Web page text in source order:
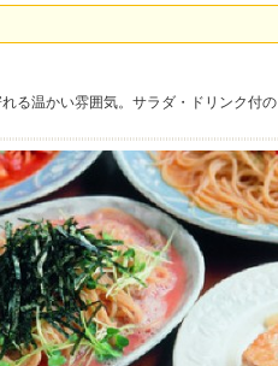
る温かい雰囲気。サラダ・ドリンク付の